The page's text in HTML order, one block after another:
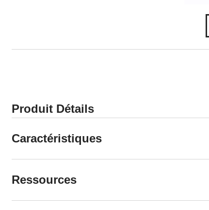
Produit Détails
Caractéristiques
Ressources